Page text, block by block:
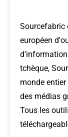
Sourcefabric
européen
tchèque,
monde
des médias
Tous les